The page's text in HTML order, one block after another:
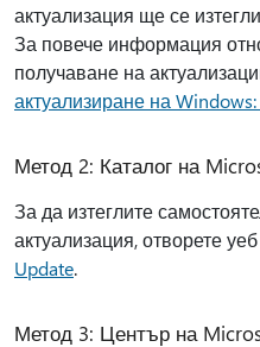
актуализация ще се
За повече информация
получаване на
актуализиране на
Метод 2: Каталог на
За да изтеглите
актуализация, отворете
Update.
Метод 3: Център на